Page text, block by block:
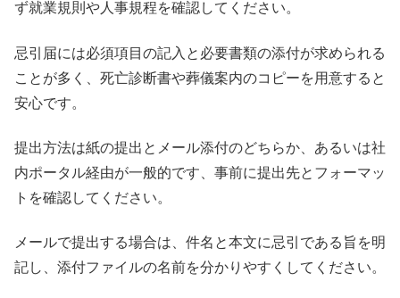
ず就業規則や人事規程を確認してください。
忌引届には必須項目の記入と必要書類の添付が求められる
ことが多く、死亡診断書や葬儀案内のコピーを用意すると
安心です。
提出方法は紙の提出とメール添付のどちらか、あるいは社
内ポータル経由が一般的です、事前に提出先とフォーマッ
トを確認してください。
メールで提出する場合は、件名と本文に忌引である旨を明
記し、添付ファイルの名前を分かりやすくしてください。